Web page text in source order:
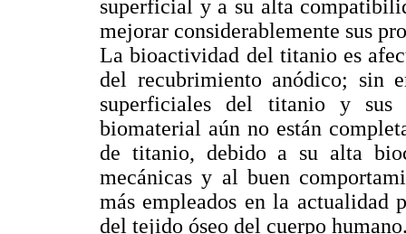
superficial y a su alta
mejorar considerablemente sus
La bioactividad del titanio es
del recubrimiento anódico; sin
superficiales del titanio y sus
biomaterial aún no están
de titanio, debido a su alta
mecánicas y al buen
más empleados en la actualidad
del tejido óseo del cuerpo